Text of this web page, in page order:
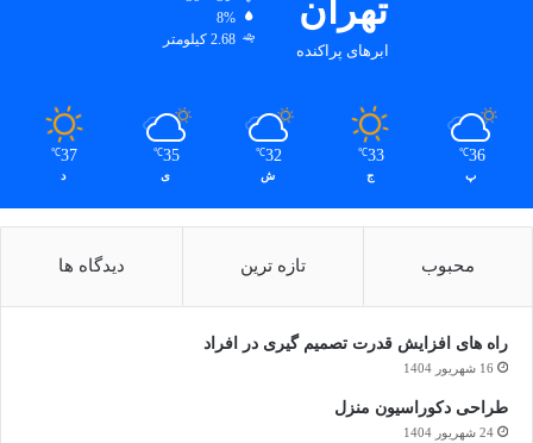
تهران
ابرهای پراکنده
8%
2.68 کیلومتر
36
℃
پ
33
℃
ج
32
℃
ش
35
℃
ی
37
℃
د
محبوب تازه ترین دیدگاه ها
راه های افزایش قدرت تصمیم گیری در افراد
16 شهریور 1404
طراحی دکوراسیون منزل
24 شهریور 1404